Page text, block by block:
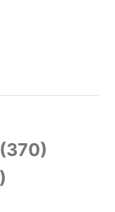
(370)